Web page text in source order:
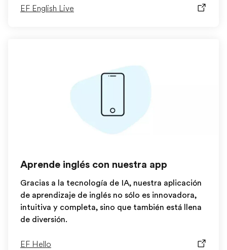
EF English Live
Aprende inglés con nuestra app
Gracias a la tecnología de IA, nuestra aplicación
de aprendizaje de inglés no sólo es innovadora,
intuitiva y completa, sino que también está llena
de diversión.
EF Hello